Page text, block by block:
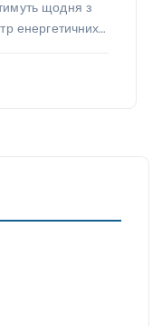
щодня з
енергетичних…